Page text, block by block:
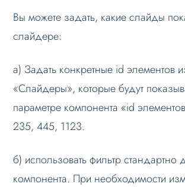
Проблемы и решения
Веб-разработчикам
Вопрос-ответ
Вы можете задать, какие слайды
слайдере:
а) Задать конкретные id элементов
«Слайдеры», которые будут
параметре компонента «id
235, 445, 1123.
б) использовать фильтр стандартно
компонента. При необходимости